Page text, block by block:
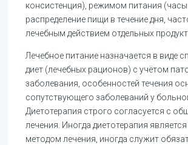
консистенция), режимом питания (часы
распределение пищи в течение дня,
лечебным действием отдельных
Лечебное питание назначается в виде
диет (лечебных рационов) с учётом
заболевания, особенностей течения
сопутствующего заболеваний у
Диетотерапия строго согласуется с
лечения. Иногда диетотерапия
методом лечения, иногда служит